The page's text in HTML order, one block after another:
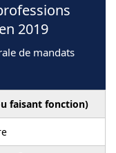
2019
de mandats
faisant fonction)